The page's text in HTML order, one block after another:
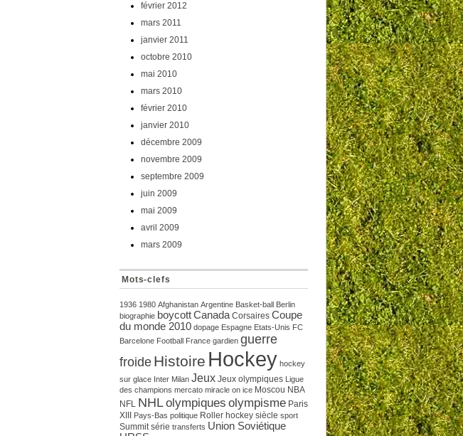
février 2012
mars 2011
janvier 2011
octobre 2010
mai 2010
mars 2010
février 2010
janvier 2010
décembre 2009
novembre 2009
septembre 2009
juin 2009
mai 2009
avril 2009
mars 2009
Mots-clefs
1936 1980 Afghanistan Argentine Basket-ball Berlin
biographie boycottCanada Corsaires Coupe
du monde 2010 dopage Espagne Etats-Unis FC
Barcelone Football France gardien guerre
froide Histoire Hockey hockey
sur glace Inter Milan Jeux Jeux olympiques Ligue
des champions mercato miracle on ice Moscou NBA
NFL NHLolympiques olympisme Paris
XIII
Pays-Bas politique Roller hockey siècle sport
Summit série transferts Union Soviétique